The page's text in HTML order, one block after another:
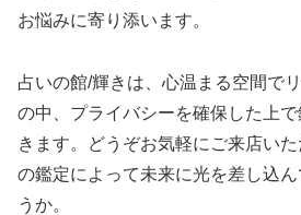
お悩みに寄り添います。
占いの館/輝きは、心温まる空間で
の中、プライバシーを確保した上
きます。どうぞお気軽にご来店い
の鑑定によって未来に光を差し込
うか。